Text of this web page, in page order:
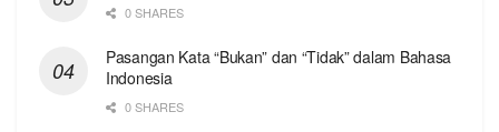
0 SHARES
Pasangan Kata “Bukan” dan “Tidak” dalam Bahasa
Indonesia
0 SHARES